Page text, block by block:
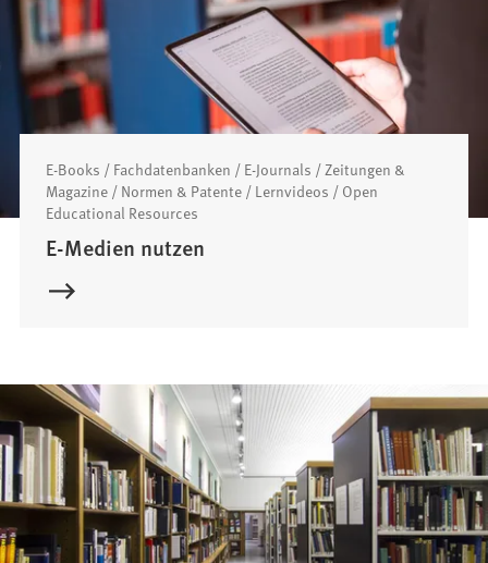
E-Books / Fachdatenbanken / E-Journals / Zeitungen &
Magazine / Normen & Patente / Lernvideos / Open
Educational Resources
E-Medien nutzen